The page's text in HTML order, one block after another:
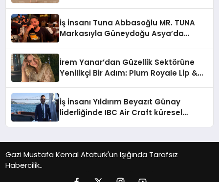
İş İnsanı Tuna Abbasoğlu MR. TUNA
Markasıyla Güneydoğu Asya’da
İrem Yanar’dan Güzellik Sektörüne
Yenilikçi Bir Adım: Plum Royale Lip &
İş İnsanı Yıldırım Beyazıt Günay
liderliğinde IBC Air Craft küresel
Gazi Mustafa Kemal Atatürk'ün Işığında Tarafsız
Habercilik..